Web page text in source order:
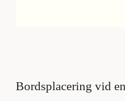
Bordsplacering vid